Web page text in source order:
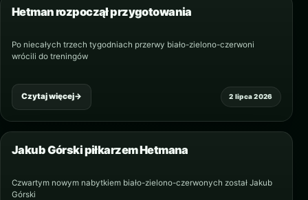
2 lipca 2026
Hetman rozpoczął przygotowania
Po niecałych trzech tygodniach przerwy biało-zielono-czerwoni
wrócili do treningów
Czytaj więcej→
Jakub Górski piłkarzem Hetmana
Czwartym nowym nabytkiem biało-zielono-czerwonych został Jakub
Górski